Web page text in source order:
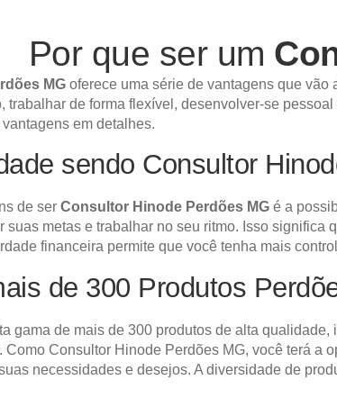
Por que ser um
MG oferece uma série de vantagens que
trabalhar de forma flexível, desenvolver-se
em detalhes.
sendo Consultor
de ser Consultor Hinode Perdões MG é a
suas metas e trabalhar no seu ritmo. Isso
financeira permite que você tenha mais
de 300 Produtos
gama de mais de 300 produtos de alta
Como Consultor Hinode Perdões MG, você terá
necessidades e desejos. A diversidade de